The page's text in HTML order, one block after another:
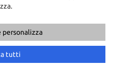
Contatta un consulente
125 CV S&S Titanium X
personalizza
tutti